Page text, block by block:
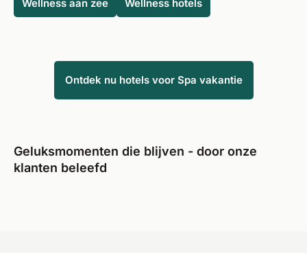
Bernstein Acamed Resort
- Beoordeling: 5,0
Radisson Hotel Szklarska Poręba- Beoordeling:
4,9
Wellness aan zee Wellness hotels
Ontdek nu hotels voor Spa vakantie
Geluksmomenten die blijven - door onze
klanten beleefd